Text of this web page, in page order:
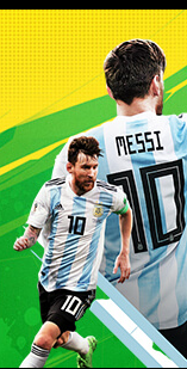
(中国区)-
截详情
因:
了安全规则,请提交问题反